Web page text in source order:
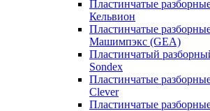
Пластинчатые
Кельвион
Пластинчатые
Машимпэкс (GEA)
Пластинчатый
Sondex
Пластинчатые
Clever
Пластинчатые